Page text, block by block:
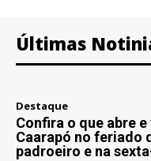
Últimas
Destaque
Confira o que abre
Caarapó no feriado
padroeiro e na